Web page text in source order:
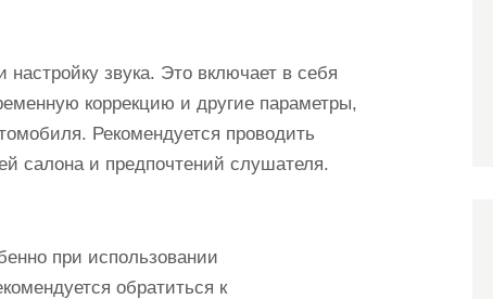
звука. Это включает в себя
коррекцию и другие параметры,
Рекомендуется проводить
салона и предпочтений слушателя.
при использовании
обратиться к